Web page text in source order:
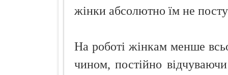
жінки абсолютно їм не
На роботі жінкам менше
чином, постійно